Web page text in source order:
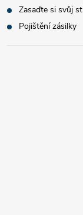
Zasaďte si svůj
Pojištění zásilky